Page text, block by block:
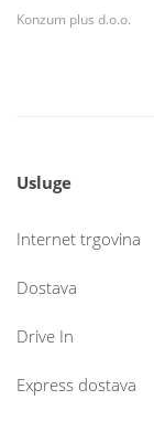
Konzum plus d.o.o.
Usluge
Internet trgovina
Dostava
Drive In
Express dostava